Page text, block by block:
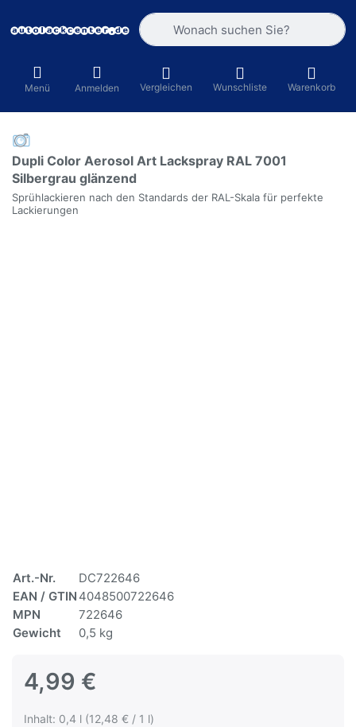
Geben Sie einen Suchbegriff ein.
Menü Anmelden Vergleichen Wunschliste Warenkorb
Dupli Color Aerosol Art Lackspray RAL 7001
Silbergrau glänzend
Sprühlackieren nach den Standards der RAL-Skala für perfekte
Lackierungen
Art.-Nr.
DC722646
EAN / GTIN 4048500722646
MPN
722646
Gewicht
0,5 kg
4,99 €
Inhalt: 0,4 l (12,48 € / 1 l)